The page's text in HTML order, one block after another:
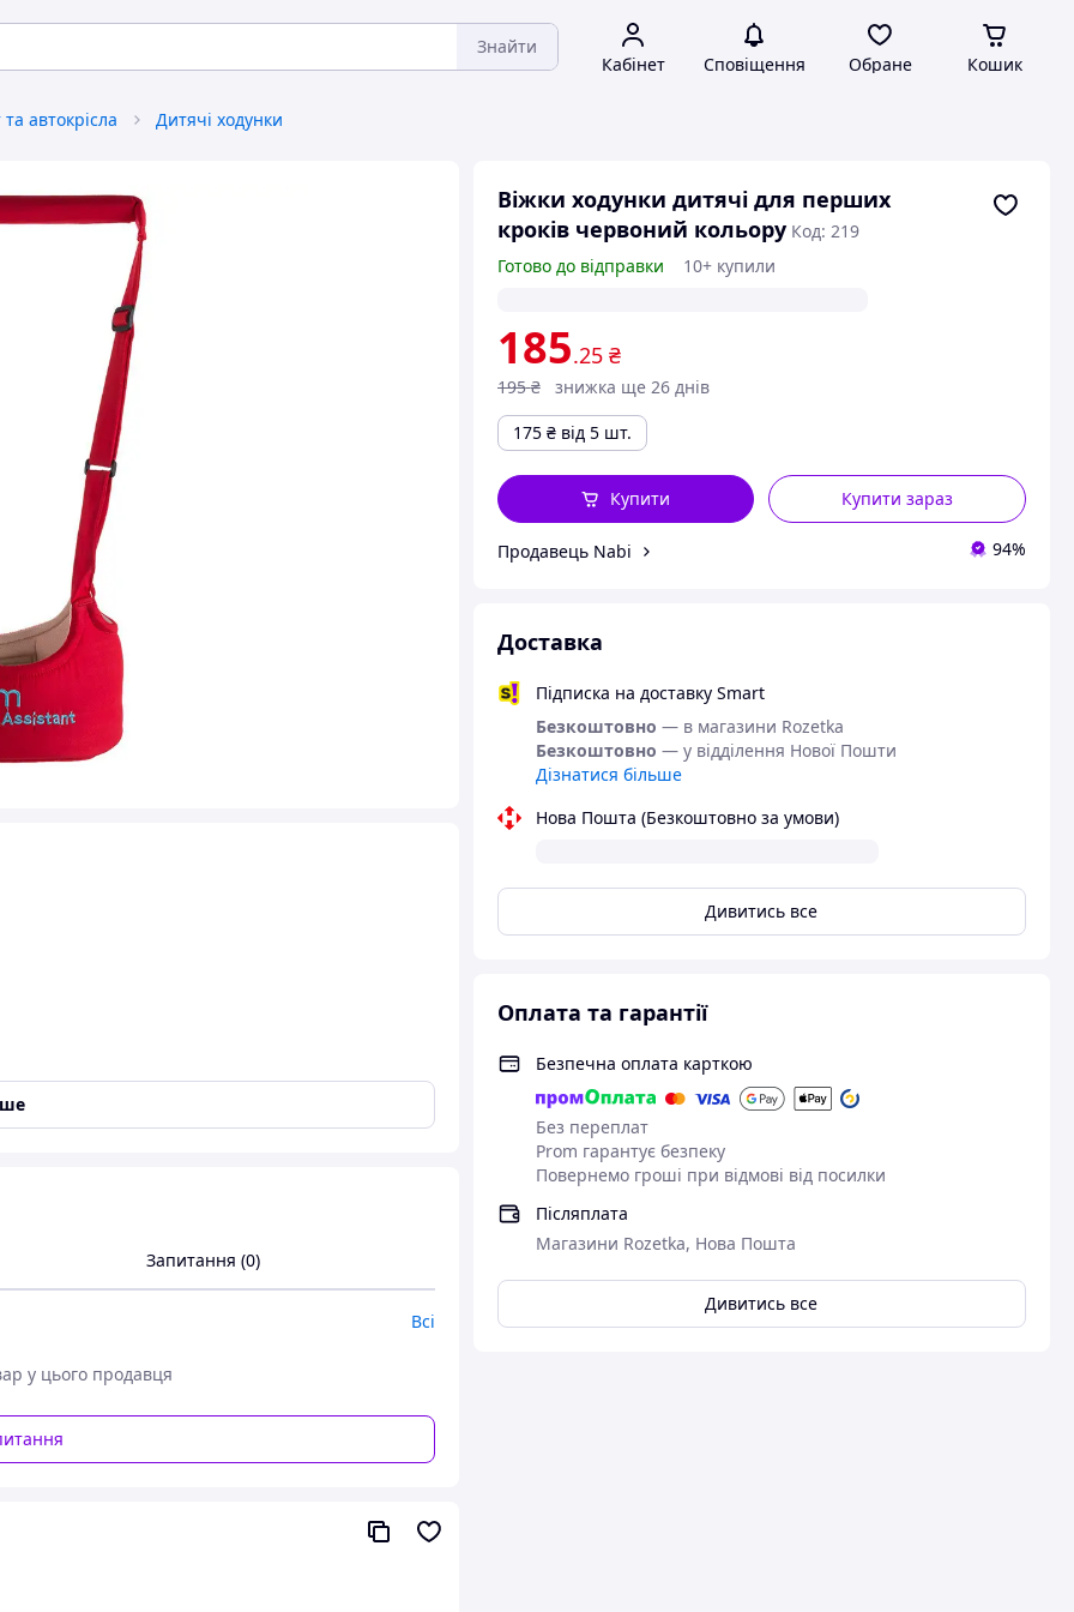
Знайти
Кабінет Сповіщення Обране Кошик
автокрісла Дитячі ходунки
Віжки ходунки дитячі для перших
кроків червоний кольору Код: 219
Готово до відправки
10+ купили
185.25 ₴
195 ₴
знижка ще 26 днів
175 ₴ від 5 шт.
Купити зараз
Купити
Продавець Nabi 94%
Доставка
Підписка на доставку Smart
Безкоштовно — в магазини Rozetka
Безкоштовно — у відділення Нової Пошти
Дізнатися більше
Нова Пошта (Безкоштовно за умови)
Дивитись все
Оплата та гарантії
Безпечна оплата карткою
Без переплат
Prom гарантує безпеку
Повернемо гроші при відмові від посилки
Післяплата
Магазини Rozetka, Нова Пошта
Дивитись все
грудях дитини.
Запитання (0)
Всі
у цього продавця